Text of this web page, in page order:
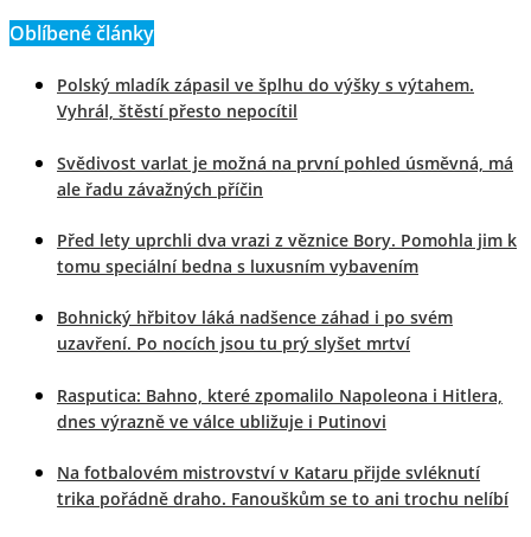
Oblíbené články
Polský mladík zápasil ve šplhu do výšky s výtahem.
Vyhrál, štěstí přesto nepocítil
Svědivost varlat je možná na první pohled úsměvná, má
ale řadu závažných příčin
Před lety uprchli dva vrazi z věznice Bory. Pomohla jim k
tomu speciální bedna s luxusním vybavením
Bohnický hřbitov láká nadšence záhad i po svém
uzavření. Po nocích jsou tu prý slyšet mrtví
Rasputica: Bahno, které zpomalilo Napoleona i Hitlera,
dnes výrazně ve válce ubližuje i Putinovi
Na fotbalovém mistrovství v Kataru přijde svléknutí
trika pořádně draho. Fanouškům se to ani trochu nelíbí